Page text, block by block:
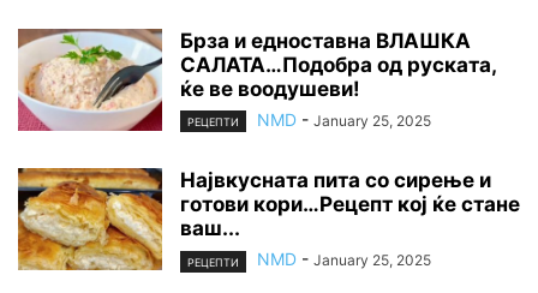
Брза и едноставна ВЛАШКА
САЛАТА…Подобра од руската,
ќе ве воодушеви!
РЕЦЕПТИ NMD - January 25, 2025
Највкусната пита со сирење и
готови кори…Рецепт кој ќе стане
ваш...
РЕЦЕПТИ NMD - January 25, 2025